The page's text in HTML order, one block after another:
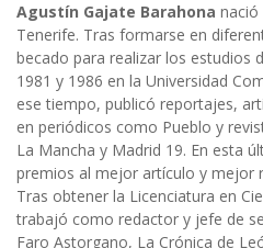
Agustín Gajate Barahona nació
Tenerife. Tras formarse en
becado para realizar los estudios
1981 y 1986 en la Universidad
ese tiempo, publicó reportajes,
en periódicos como Pueblo y
La Mancha y Madrid 19. En esta
premios al mejor artículo y mejor
Tras obtener la Licenciatura en
trabajó como redactor y jefe de
Faro Astorgano, La Crónica de